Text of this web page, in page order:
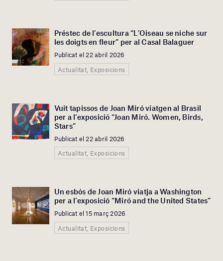
Préstec de l’escultura “L’Oiseau se niche sur
les doigts en fleur” per al Casal Balaguer
Publicat el 22 abril 2026
Actualitat, Exposicions
Vuit tapissos de Joan Miró viatgen al Brasil
per a l’exposició “Joan Miró. Women, Birds,
Stars”
Publicat el 22 abril 2026
Actualitat, Exposicions
Un esbós de Joan Miró viatja a Washington
per a l’exposició “Miró and the United States”
Publicat el 15 març 2026
Actualitat, Exposicions